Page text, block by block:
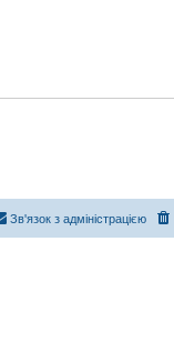
Зв'язок з адміністрацією